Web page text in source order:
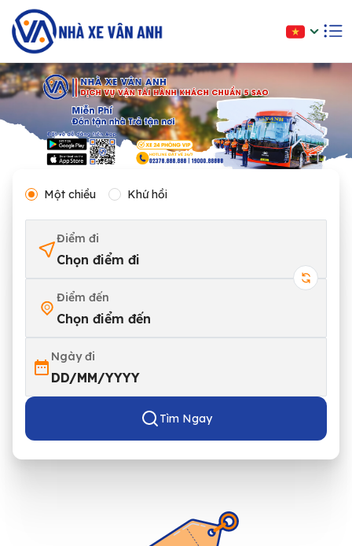
Một chiều Khứ hồi
Điểm đi
Chọn điểm đi
Điểm đến
Chọn điểm đến
Ngày đi
DD/MM/YYYY
Tìm Ngay